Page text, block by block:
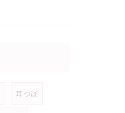
耳つぼ